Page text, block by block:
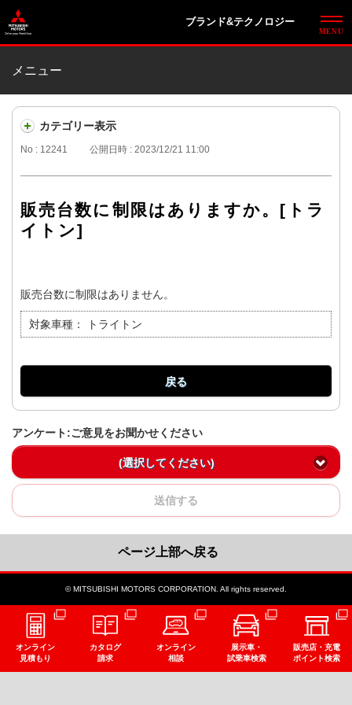
ブランド&テクノロジー
メニュー
カテゴリー表示
No : 12241 公開日時 : 2023/12/21 11:00
販売台数に制限はありますか。[トラ
イトン]
販売台数に制限はありません。
対象車種： トライトン
戻る
アンケート:ご意見をお聞かせください
(選択してください)
送信する
ページ上部へ戻る
© MITSUBISHI MOTORS CORPORATION. All rights reserved.
オンライン
見積もり
カタログ
請求
オンライン
相談
展示車・
試乗車検索
販売店・充電
ポイント検索